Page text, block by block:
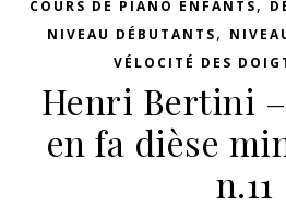
COURS DE PIANO ENFANTS,
NIVEAU DÉBUTANTS,
VÉLOCITÉ DES
Henri Bertini
en fa dièse
n.11